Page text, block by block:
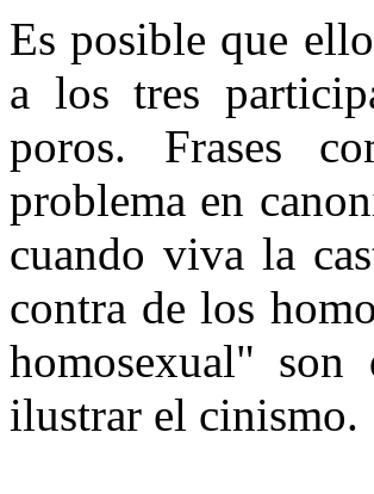
Es posible que
a los tres
poros. Frases
problema en
cuando viva la
contra de los
homosexual"
ilustrar el cinismo.